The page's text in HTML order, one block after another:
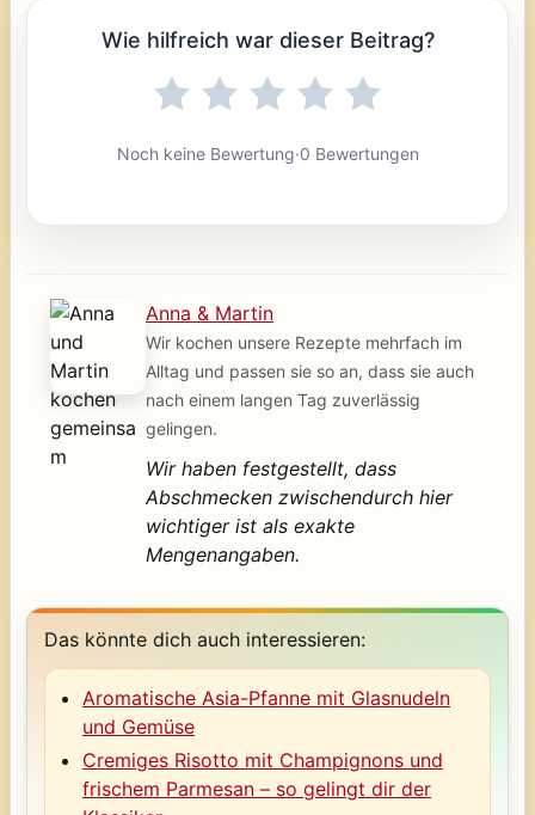
Wie hilfreich war dieser Beitrag?
Noch keine Bewertung·0 Bewertungen
Anna & Martin
Wir kochen unsere Rezepte mehrfach im
Alltag und passen sie so an, dass sie auch
nach einem langen Tag zuverlässig
gelingen.
Wir haben festgestellt, dass
Abschmecken zwischendurch hier
wichtiger ist als exakte
Mengenangaben.
Das könnte dich auch interessieren:
Aromatische Asia-Pfanne mit Glasnudeln
und Gemüse
Cremiges Risotto mit Champignons und
frischem Parmesan – so gelingt dir der